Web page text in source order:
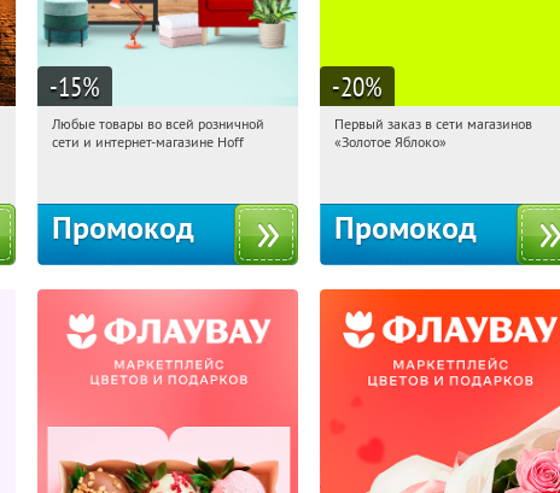
-15%
08:25:41 Получили:
Любые товары во всей розничной
сети и интернет-магазине Hoff
Промокод
-20%
08:25:41
Получи первым!
Первый заказ в сети магазинов
«Золотое Яблоко»
Промокод